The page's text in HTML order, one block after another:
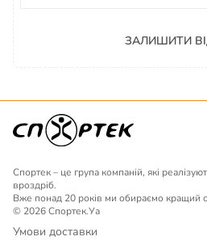
ЗАЛИШИТИ
Спортек – це група компаній, які
вроздріб.
Вже понад 20 років ми обираємо кращий
© 2026 Спортек.Уа
Умови доставки